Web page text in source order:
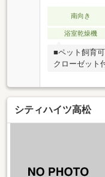
南向き
浴室乾燥機
■ペット飼育
クローゼット
シティハイツ高松